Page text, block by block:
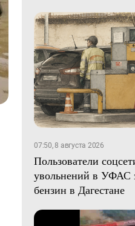
07:50, 8 августа 2026
Пользователи
увольнений в УФАС
бензин в Дагестане